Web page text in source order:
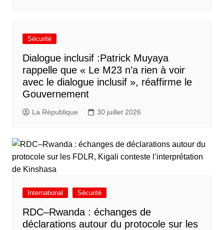
Sécurité
Dialogue inclusif :Patrick Muyaya
rappelle que « Le M23 n’a rien à voir
avec le dialogue inclusif », réaffirme le
Gouvernement
La République 30 juillet 2026
International Sécurité
RDC–Rwanda : échanges de
déclarations autour du protocole sur les